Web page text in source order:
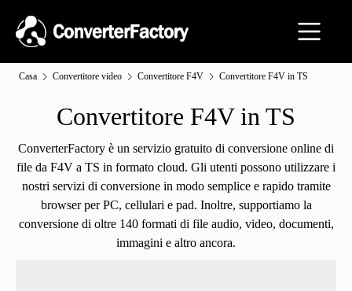
Casa Convertitore video Convertitore F4V Convertitore F4V in TS
Convertitore F4V in TS
ConverterFactory è un servizio gratuito di conversione online di
file da F4V a TS in formato cloud. Gli utenti possono utilizzare i
nostri servizi di conversione in modo semplice e rapido tramite
browser per PC, cellulari e pad. Inoltre, supportiamo la
conversione di oltre 140 formati di file audio, video, documenti,
immagini e altro ancora.